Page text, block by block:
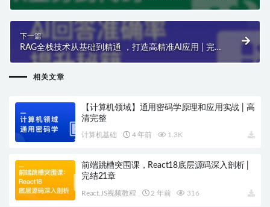
目 | 完结12章
下一篇
RAG全栈技术从基础到精通 ，打造高精准AI应用 | 完
结14章
相关文章
【计算机领域】通用密码学原理和应用实战 | 高
清完整
计算机基础 4 年前 1.3K
前端跳槽突围课，React18底层源码深入剖析 |
完结21章
React.JS视频教程 2 年前 316